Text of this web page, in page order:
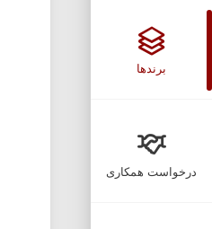
برندها
درخواست همکاری